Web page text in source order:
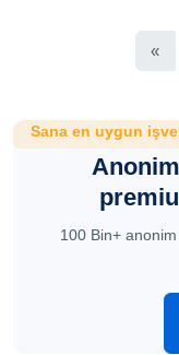
«
Sana en uygun
100 Bin+